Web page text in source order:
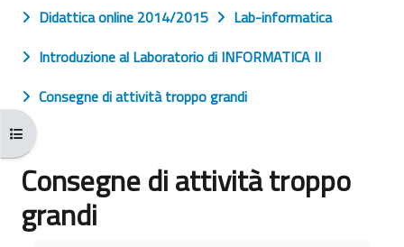
Kursindex öffnen
Didattica online 2014/2015
Lab-informatica
Introduzione al Laboratorio di INFORMATICA II
Consegne di attività troppo grandi
Consegne di attività troppo
grandi